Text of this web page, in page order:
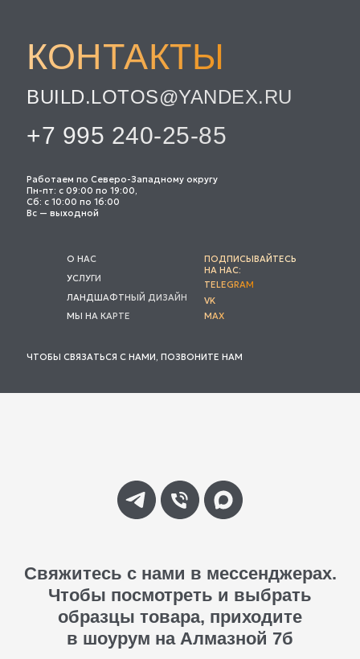
ПОДПИСЫВАЙТЕСЬ
НА НАС:
VK
MAX
TELEGRAM
МЫ НА КАРТЕ
ЛАНДШАФТНЫЙ ДИЗАЙН
УСЛУГИ
О НАС
Работаем по Северо-Западному округу
Пн-пт: с 09:00 по 19:00,
Сб: с 10:00 по 16:00
Вс — выходной
ЧТОБЫ СВЯЗАТЬСЯ С НАМИ, ПОЗВОНИТЕ НАМ
+7 995 240-25-85
BUILD.LOTOS@YANDEX.RU
КОНТАКТЫ
Свяжитесь с нами в мессенджерах.
Чтобы посмотреть и выбрать
образцы товара, приходите
в шоурум на Алмазной 7б